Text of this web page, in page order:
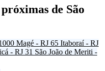
de São
Magé - RJ 65 Itaboraí - RJ
- RJ 31 São João de Meriti -